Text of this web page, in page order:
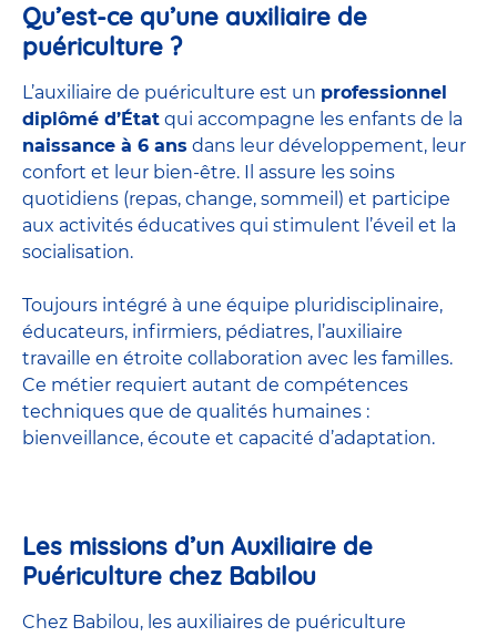
Qu’est-ce qu’une auxiliaire de
puériculture ?
L’auxiliaire de puériculture est un professionnel
diplômé d’État qui accompagne les enfants de la
naissance à 6 ans dans leur développement, leur
confort et leur bien-être. Il assure les soins
quotidiens (repas, change, sommeil) et participe
aux activités éducatives qui stimulent l’éveil et la
socialisation.
Toujours intégré à une équipe pluridisciplinaire,
éducateurs, infirmiers, pédiatres, l’auxiliaire
travaille en étroite collaboration avec les familles.
Ce métier requiert autant de compétences
techniques que de qualités humaines :
bienveillance, écoute et capacité d’adaptation.
Les missions d’un Auxiliaire de
Puériculture chez Babilou
Chez Babilou, les auxiliaires de puériculture